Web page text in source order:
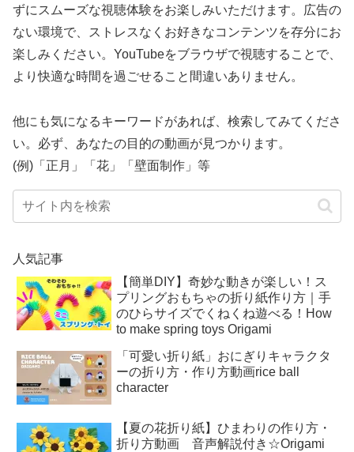
ずにスムーズな視聴体験をお楽しみいただけます。広告の
ない環境で、ストレスなくお好きなコンテンツを存分にお
楽しみください。YouTubeをブラウザで視聴することで、
より快適な時間を過ごせること間違いありません。
他にも気になるキーワードがあれば、検索してみてくださ
い。必ず、あなたの目的の動画が見つかります。
(例)「正月」「花」「壁面制作」等
人気記事
【簡単DIY】奇妙な動きが楽しい！ス
プリングおもちゃの折り紙作り方｜手
のひらサイズでくねくね遊べる！How
to make spring toys Origami
「可愛い折り紙」おにぎりキャラクタ
ーの折り方・作り方動画rice ball
character
【夏の花折り紙】ひまわりの作り方・
折り方動画 音声解説付き☆Origami